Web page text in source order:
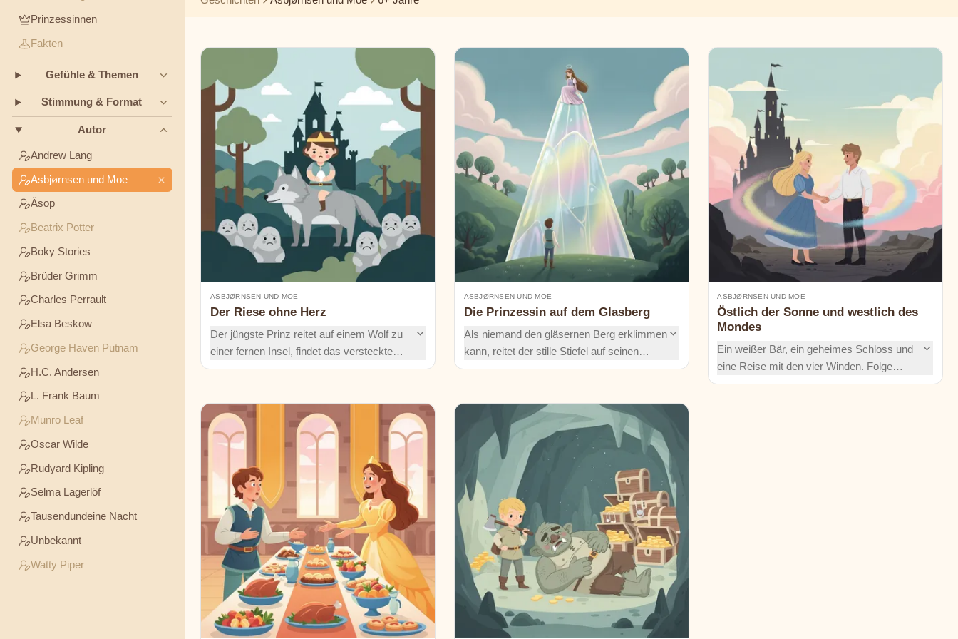
Prinzessinnen
Fakten
Gefühle & Themen
Stimmung & Format
Autor
Andrew Lang
Asbjørnsen und Moe
Äsop
Beatrix Potter
Boky Stories
Brüder Grimm
Charles Perrault
Elsa Beskow
George Haven Putnam
H.C. Andersen
L. Frank Baum
Munro Leaf
Oscar Wilde
Rudyard Kipling
Selma Lagerlöf
Tausendundeine Nacht
Unbekannt
Watty Piper
Freundschaft
Mut
Ehrlichkeit
STIMMUNG
FORMAT
Gute-
Nacht-
Geschichten
Klassiker
Humor
Geheimnisse
Stories
Brüder
Grimm
Charles
Perrault
Elsa
Beskow
George
H.C.
Andersen
L.
Baum
Munro
Leaf
Oscar
Wilde
Rudyard
Kipling
Selma
Lagerlöf
ASBJØRNSEN UND MOE
Der Riese ohne Herz
Der jüngste Prinz reitet auf einem Wolf zu
einer fernen Insel, findet das versteckte
Herz eines Riesen in einem Entenei, befreit
rettet eine kluge Prinzessin in einem
wagemutigen und unvergesslichen
Abenteuer.
ASBJØRNSEN UND MOE
Die Prinzessin auf dem Glasberg
Als niemand den gläsernen Berg erklimmen
kann, reitet der stille Stiefel auf seinen
kupfernen, silbernen und goldenen Pferden,
einer Prinzessin – zu erobern, während alle
anderen nur rutschen, prahlen oder
staunend zusehen.
ASBJØRNSEN UND MOE
Östlich der Sonne und westlich des
Mondes
Ein weißer Bär, ein geheimes Schloss und
eine Reise mit den vier Winden. Folge
einem mutigen Mädchen, das goldene